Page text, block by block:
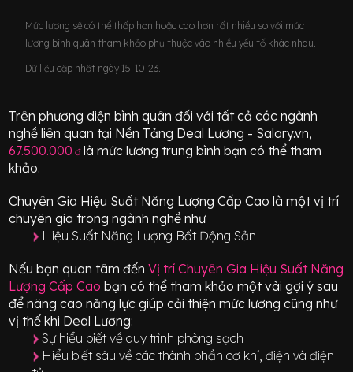
Mức lương sẽ có thể thấp hơn hoặc cao hơn rất nhiều so với mức
lương bình quân tham khảo phụ thuộc vào nhiều yếu tố khác nhau.
Dữ liệu cập nhật ngày 15-10-23.
Trên phương diện bình quân đối với tất cả các ngành
nghề liên quan tại Nền Tảng Deal Lương - Salary.vn,
67.500.000 đlà mức lương trung bình bạn có thể tham
khảo.
Chuyên Gia Hiệu Suất Năng Lượng Cấp Cao là một vị trí
chuyên gia trong ngành nghề như
Hiệu Suất Năng Lượng Bất Động Sản
Nếu bạn quan tâm đến Vị tríChuyên Gia Hiệu Suất Năng
Lượng Cấp Cao bạn có thể tham khảo một vài gợi ý sau
để nâng cao năng lực giúp cải thiện mức lương cũng như
vị thế khi Deal Lương:
Sự hiểu biết về quy trình phòng sạch
Hiểu biết sâu về các thành phần cơ khí, điện và điện